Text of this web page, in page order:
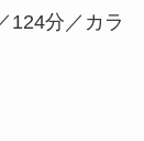
124分／カラ